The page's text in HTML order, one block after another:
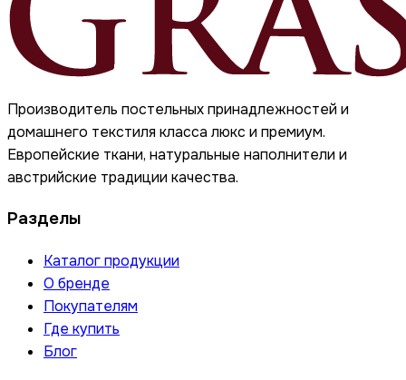
Производитель постельных принадлежностей и
домашнего текстиля класса люкс и премиум.
Европейские ткани, натуральные наполнители и
австрийские традиции качества.
Разделы
Каталог продукции
О бренде
Покупателям
Где купить
Блог